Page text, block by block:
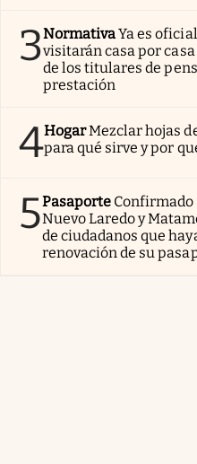
3NormativaYa es
visitarán casa por
de los titulares de
prestación
4HogarMezclar hojas
para qué sirve y por
5Pasaporte Confirmado
Nuevo Laredo y
de ciudadanos que
renovación de su